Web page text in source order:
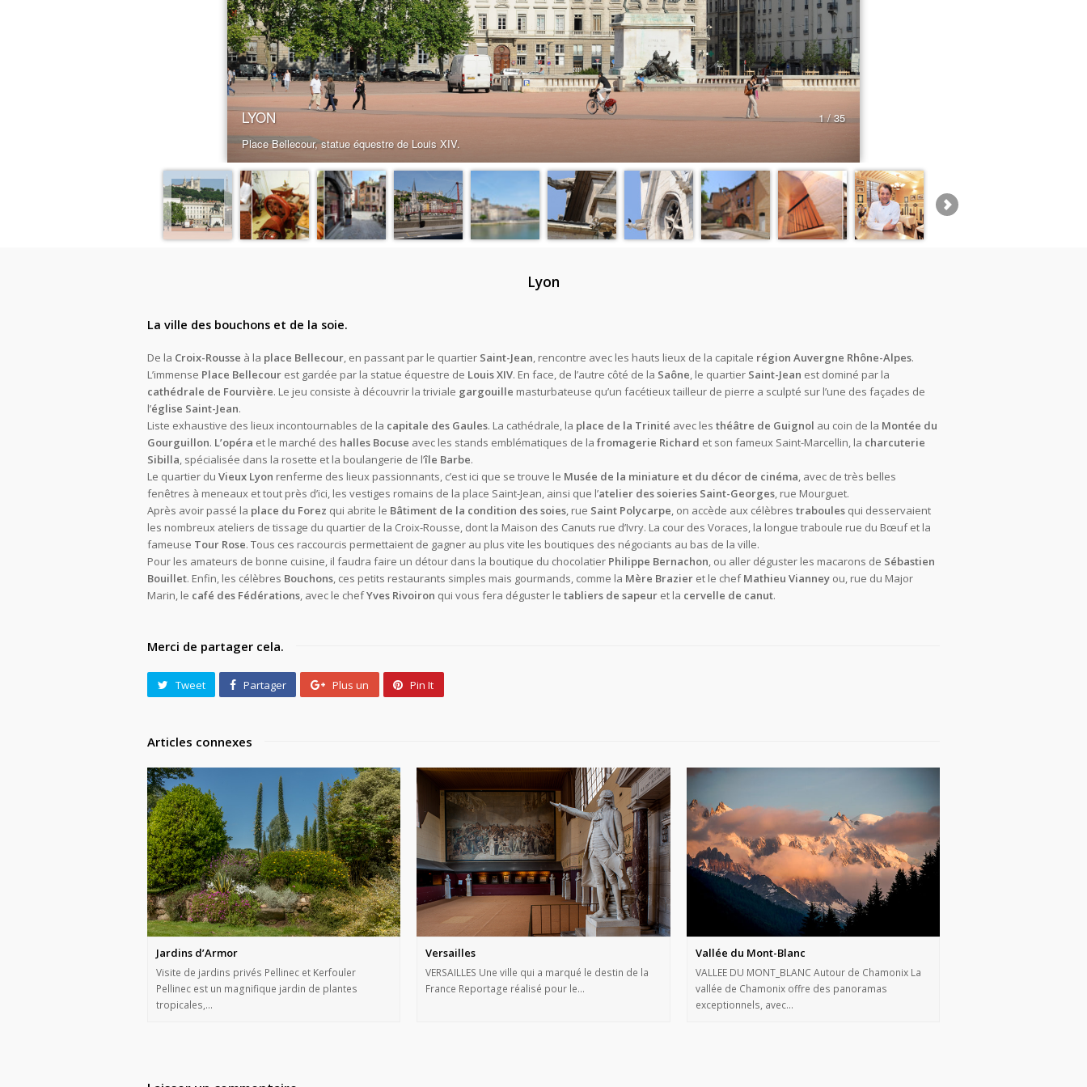
Lyon
La ville des bouchons et de la soie.
De la Croix-Rousse à la place Bellecour, en passant par le quartier Saint-Jean, rencontre avec les hauts lieux de la capitale région Auvergne Rhône-Alpes.
L’immense Place Bellecour est gardée par la statue équestre de Louis XIV. En face, de l’autre côté de la Saône, le quartier Saint-Jean est dominé par la
cathédrale de Fourvière. Le jeu consiste à découvrir la triviale gargouille masturbateuse qu’un facétieux tailleur de pierre a sculpté sur l’une des façades de
l’église Saint-Jean.
Liste exhaustive des lieux incontournables de la capitale des Gaules. La cathédrale, la place de la Trinité avec les théâtre de Guignol au coin de la Montée du
Gourguillon. L’opéra et le marché des halles Bocuse avec les stands emblématiques de la fromagerie Richard et son fameux Saint-Marcellin, la charcuterie
Sibilla, spécialisée dans la rosette et la boulangerie de l’île Barbe.
Le quartier du Vieux Lyon renferme des lieux passionnants, c’est ici que se trouve le Musée de la miniature et du décor de cinéma, avec de très belles
fenêtres à meneaux et tout près d’ici, les vestiges romains de la place Saint-Jean, ainsi que l’atelier des soieries Saint-Georges, rue Mourguet.
Après avoir passé la place du Forez qui abrite le Bâtiment de la condition des soies, rue Saint Polycarpe, on accède aux célèbres traboules qui desservaient
les nombreux ateliers de tissage du quartier de la Croix-Rousse, dont la Maison des Canuts rue d’Ivry. La cour des Voraces, la longue traboule rue du Bœuf et la
fameuse Tour Rose. Tous ces raccourcis permettaient de gagner au plus vite les boutiques des négociants au bas de la ville.
Pour les amateurs de bonne cuisine, il faudra faire un détour dans la boutique du chocolatier Philippe Bernachon, ou aller déguster les macarons de Sébastien
Bouillet. Enfin, les célèbres Bouchons, ces petits restaurants simples mais gourmands, comme la Mère Brazier et le chefMathieu Vianney ou, rue du Major
Marin, le café des Fédérations, avec le chefYves Rivoiron qui vous fera déguster le tabliers de sapeur et la cervelle de canut.
Merci de partager cela.
Tweet Partager Plus un Pin It
Articles connexes
Jardins d’Armor
Visite de jardins privés Pellinec et Kerfouler
Pellinec est un magnifique jardin de plantes
tropicales,…
Versailles
VERSAILLES Une ville qui a marqué le destin de la
France Reportage réalisé pour le…
Vallée du Mont-Blanc
VALLEE DU MONT_BLANC Autour de Chamonix La
vallée de Chamonix offre des panoramas
exceptionnels, avec…